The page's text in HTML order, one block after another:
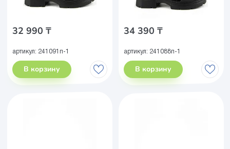
32 990 ₸
артикул: 241091п-1
В корзину
34 390 ₸
артикул: 241088п-1
В корзину